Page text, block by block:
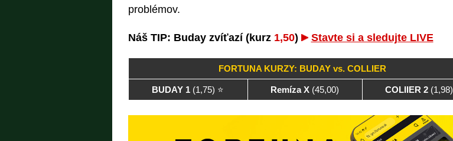
problémov.
Náš TIP: Buday zvíťazí (kurz 1,50) Stavte si a sledujte LIVE
FORTUNA KURZY: BUDAY vs. COLLIER
BUDAY 1 (1,75) ⭐ Remíza X (45,00) COLIIER 2 (1,98)